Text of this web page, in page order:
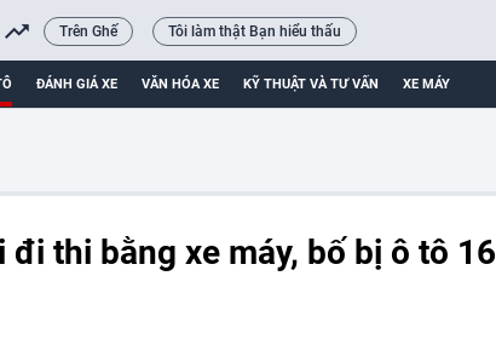
Trên Ghế Tôi làm thật Bạn hiểu thấu
ĐÁNH GIÁ XE VĂN HÓA XE KỸ THUẬT VÀ TƯ VẤN XE MÁY
thi bằng xe máy, bố bị ô tô 16